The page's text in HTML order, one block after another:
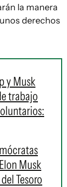
la manera
derechos
y Musk
trabajo
Musk
Tesoro